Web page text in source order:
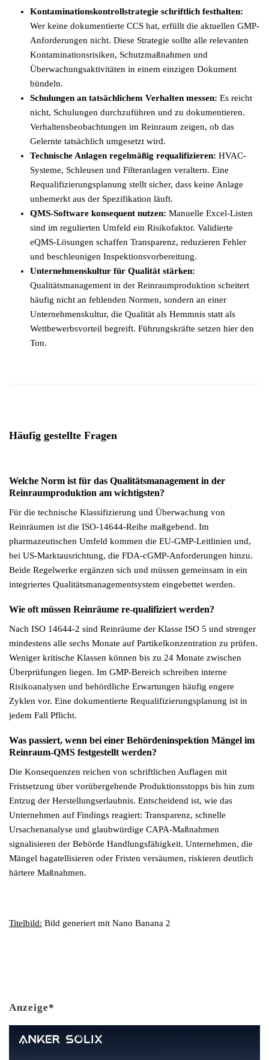
Kontaminationskontrollstrategie schriftlich festhalten:
Wer keine dokumentierte CCS hat, erfüllt die aktuellen GMP-
Anforderungen nicht. Diese Strategie sollte alle relevanten
Kontaminationsrisiken, Schutzmaßnahmen und
Überwachungsaktivitäten in einem einzigen Dokument
bündeln.
Schulungen an tatsächlichem Verhalten messen: Es reicht
nicht, Schulungen durchzuführen und zu dokumentieren.
Verhaltensbeobachtungen im Reinraum zeigen, ob das
Gelernte tatsächlich umgesetzt wird.
Technische Anlagen regelmäßig requalifizieren: HVAC-
Systeme, Schleusen und Filteranlagen veraltern. Eine
Requalifizierungsplanung stellt sicher, dass keine Anlage
unbemerkt aus der Spezifikation läuft.
QMS-Software konsequent nutzen: Manuelle Excel-Listen
sind im regulierten Umfeld ein Risikofaktor. Validierte
eQMS-Lösungen schaffen Transparenz, reduzieren Fehler
und beschleunigen Inspektionsvorbereitung.
Unternehmenskultur für Qualität stärken:
Qualitätsmanagement in der Reinraumproduktion scheitert
häufig nicht an fehlenden Normen, sondern an einer
Unternehmenskultur, die Qualität als Hemmnis statt als
Wettbewerbsvorteil begreift. Führungskräfte setzen hier den
Ton.
Häufig gestellte Fragen
Welche Norm ist für das Qualitätsmanagement in der
Reinraumproduktion am wichtigsten?
Für die technische Klassifizierung und Überwachung von
Reinräumen ist die ISO-14644-Reihe maßgebend. Im
pharmazeutischen Umfeld kommen die EU-GMP-Leitlinien und,
bei US-Marktausrichtung, die FDA-cGMP-Anforderungen hinzu.
Beide Regelwerke ergänzen sich und müssen gemeinsam in ein
integriertes Qualitätsmanagementsystem eingebettet werden.
Wie oft müssen Reinräume re-qualifiziert werden?
Nach ISO 14644-2 sind Reinräume der Klasse ISO 5 und strenger
mindestens alle sechs Monate auf Partikelkonzentration zu prüfen.
Weniger kritische Klassen können bis zu 24 Monate zwischen
Überprüfungen liegen. Im GMP-Bereich schreiben interne
Risikoanalysen und behördliche Erwartungen häufig engere
Zyklen vor. Eine dokumentierte Requalifizierungsplanung ist in
jedem Fall Pflicht.
Was passiert, wenn bei einer Behördeninspektion Mängel im
Reinraum-QMS festgestellt werden?
Die Konsequenzen reichen von schriftlichen Auflagen mit
Fristsetzung über vorübergehende Produktionsstopps bis hin zum
Entzug der Herstellungserlaubnis. Entscheidend ist, wie das
Unternehmen auf Findings reagiert: Transparenz, schnelle
Ursachenanalyse und glaubwürdige CAPA-Maßnahmen
signalisieren der Behörde Handlungsfähigkeit. Unternehmen, die
Mängel bagatellisieren oder Fristen versäumen, riskieren deutlich
härtere Maßnahmen.
Titelbild: Bild generiert mit Nano Banana 2
Anzeige*